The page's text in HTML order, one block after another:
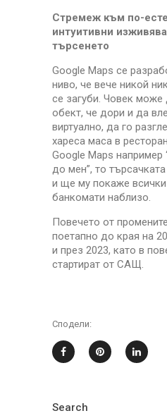
Стремеж към по-
интуитивни
търсенето
Google Maps се
ниво, че вече никой
се загуби. Човек може
обект, че дори и да
виртуално, да го
хареса маса в
Google Maps например
до мен”, то
и ще му покаже всички
банкомати наблизо.
Повечето от
поетапно до края на
и през 2023, като в
стартират от САЩ.
Сподели:
Search